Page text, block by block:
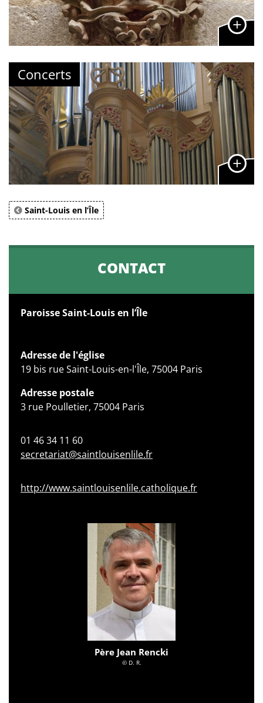
Concerts
Saint-Louis en l’Île
CONTACT
Paroisse Saint-Louis en l’Île
Adresse de l'église
19 bis rue Saint-Louis-en-l'Île, 75004 Paris
Adresse postale
3 rue Poulletier, 75004 Paris
01 46 34 11 60
secretariat@saintlouisenlile.fr
http://www.saintlouisenlile.catholique.fr
Père Jean Rencki
© D. R.